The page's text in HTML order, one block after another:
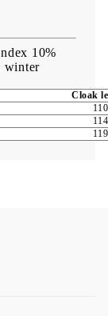
10%
winter
Cloak
110
114
119